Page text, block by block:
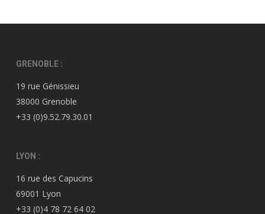
GRENOBLE :
19 rue Génissieu
38000 Grenoble
+33 (0)9.52.79.30.01
LYON :
16 rue des Capucins
69001 Lyon
+33 (0)4 78 72 64 02